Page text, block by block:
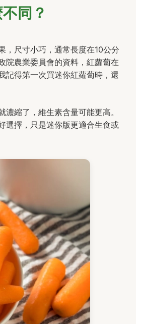
同？
，尺寸小巧，通常長度在10公分
院農業委員會的資料，紅蘿蔔在
記得第一次買迷你紅蘿蔔時，還
縮了，維生素含量可能更高。
選擇，只是迷你版更適合生食或